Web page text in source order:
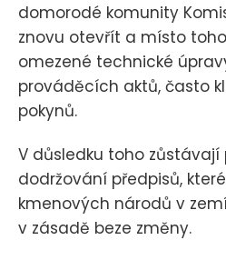
domorodé komunity
znovu otevřít a místo
omezené technické
prováděcích aktů, často
pokynů.
V důsledku toho
dodržování předpisů,
kmenových národů v
v zásadě beze změny.